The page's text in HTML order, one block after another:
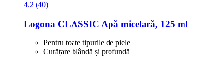
4.2 (40)
Logona CLASSIC Apă micelară, 125 ml
Pentru toate tipurile de piele
Curățare blândă și profundă